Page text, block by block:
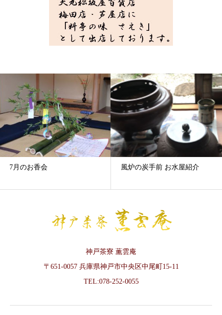
7月のお香会 風炉の炭手前 お水屋紹介
神戸茶寮 薫雲庵
〒651-0057 兵庫県神戸市中央区中尾町15-11
TEL:078-252-0055